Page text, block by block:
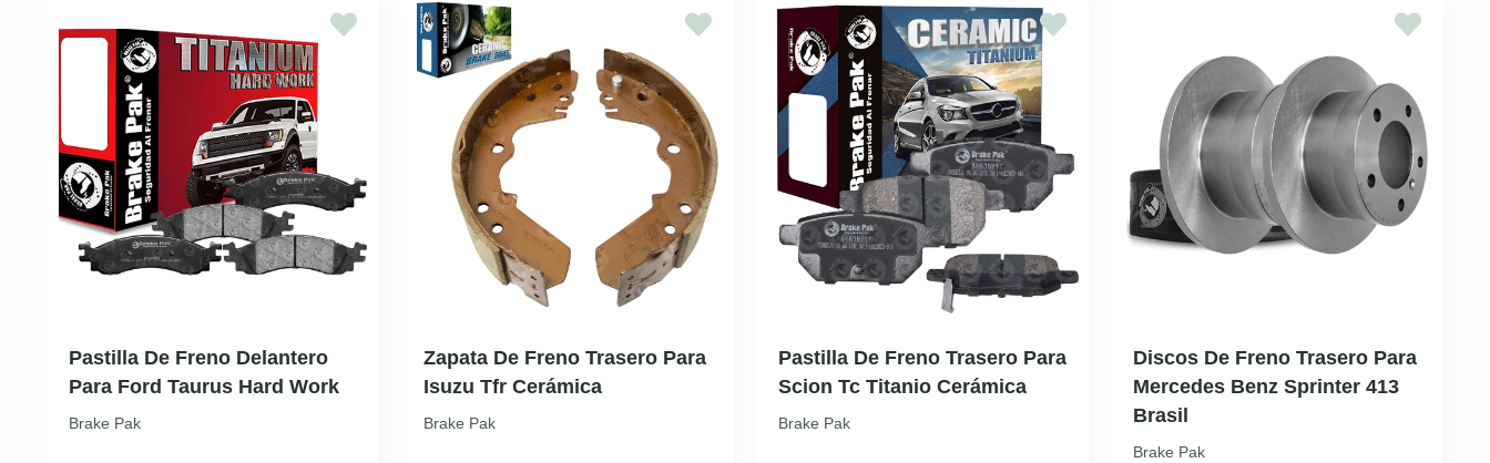
Pastilla De Freno Delantero
Para Ford Taurus Hard Work
Brake Pak
Zapata De Freno Trasero Para
Isuzu Tfr Cerámica
Brake Pak
Pastilla De Freno Trasero Para
Scion Tc Titanio Cerámica
Brake Pak
Discos De Freno Trasero Para
Mercedes Benz Sprinter 413
Brasil
Brake Pak